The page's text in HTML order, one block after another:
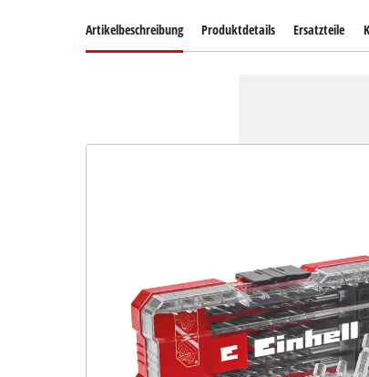
Artikelbeschreibung Produktdetails Ersatzteile